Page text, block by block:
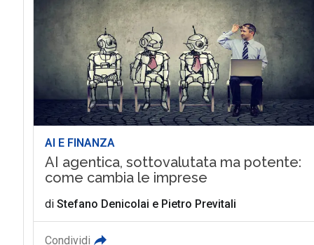
AI E FINANZA
AI agentica, sottovalutata ma potente:
come cambia le imprese
di Stefano Denicolai e Pietro Previtali
Condividi